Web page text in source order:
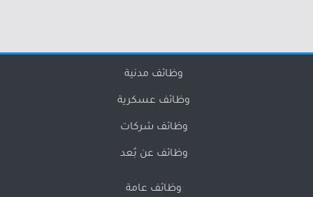
وظائف مدنية
وظائف عسكرية
وظائف شركات
وظائف عن بُعد
وظائف عامة